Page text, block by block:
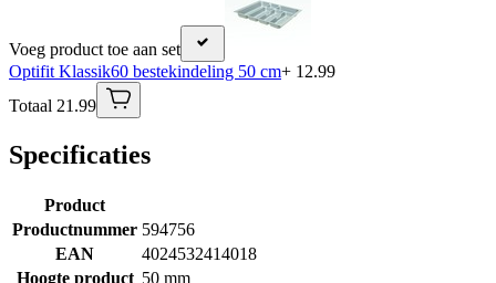
Voeg product toe aan set
Optifit Klassik60 bestekindeling 50 cm+ 12.99
Totaal 21.99
Specificaties
Product
Productnummer 594756
EAN
4024532414018
Hoogte product 50 mm